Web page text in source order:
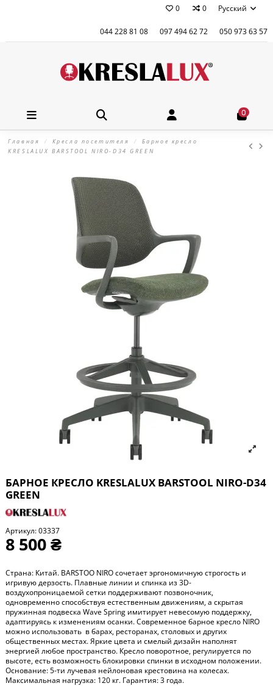
0 0 Русский
044 228 81 08 097 494 62 72 050 973 63 57
0
Главная Кресла посетителя
Барное кресло
KRESLALUX BARSTOOL NIRO-D34 GREEN
БАРНОЕ КРЕСЛО KRESLALUX BARSTOOL NIRO-D34
GREEN
Артикул:03337
8 500 ₴
Страна: Китай. BARSTOO NIRO сочетает эргономичную строгость и
игривую дерзость. Плавные линии и спинка из 3D-
воздухопроницаемой сетки поддерживают позвоночник,
одновременно способствуя естественным движениям, а скрытая
пружинная подвеска Wave Spring имитирует невесомую поддержку,
адаптируясь к изменениям осанки. Современное барное кресло NIRO
можно использовать в барах, ресторанах, столовых и других
общественных местах. Яркие цвета и смелый дизайн наполнят
энергией любое пространство. Кресло поворотное, регулируется по
высоте, есть возможность блокировки спинки в исходном положении.
Основание: 5-ти лучевая нейлоновая крестовина на колесах.
Максимальная нагрузка: 120 кг. Гарантия: 3 года.